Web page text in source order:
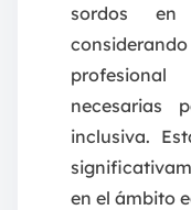
sordos
necesarias
inclusiva.
en el ámbito